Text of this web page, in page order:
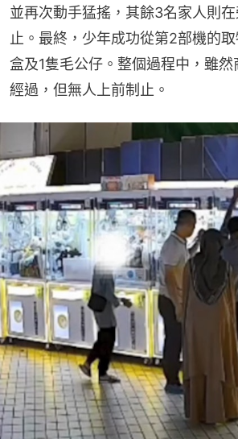
並再次動手猛搖，其餘3名家人則
止。最終，少年成功從第2部機的
盒及1隻毛公仔。整個過程中，雖
經過，但無人上前制止。